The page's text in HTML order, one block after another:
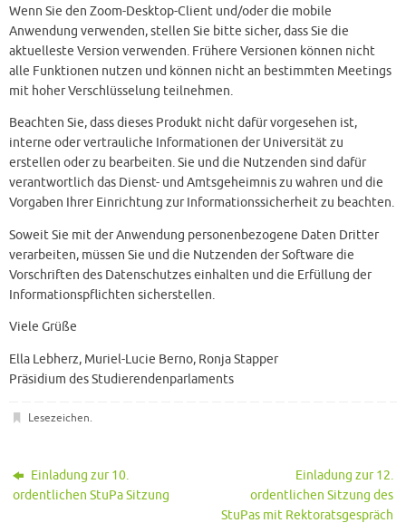
Wenn Sie den Zoom-Desktop-Client und/oder die mobile
Anwendung verwenden, stellen Sie bitte sicher, dass Sie die
aktuelleste Version verwenden. Frühere Versionen können nicht
alle Funktionen nutzen und können nicht an bestimmten Meetings
mit hoher Verschlüsselung teilnehmen.
Beachten Sie, dass dieses Produkt nicht dafür vorgesehen ist,
interne oder vertrauliche Informationen der Universität zu
erstellen oder zu bearbeiten. Sie und die Nutzenden sind dafür
verantwortlich das Dienst- und Amtsgeheimnis zu wahren und die
Vorgaben Ihrer Einrichtung zur Informationssicherheit zu beachten.
Soweit Sie mit der Anwendung personenbezogene Daten Dritter
verarbeiten, müssen Sie und die Nutzenden der Software die
Vorschriften des Datenschutzes einhalten und die Erfüllung der
Informationspflichten sicherstellen.
Viele Grüße
Ella Lebherz, Muriel-Lucie Berno, Ronja Stapper
Präsidium des Studierendenparlaments
Lesezeichen.
Einladung zur 10.
ordentlichen StuPa Sitzung
Einladung zur 12.
ordentlichen Sitzung des
StuPas mit Rektoratsgespräch